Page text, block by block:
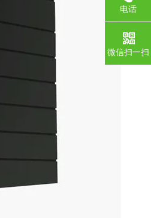
电话
微信扫一扫